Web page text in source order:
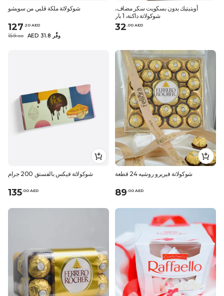
شوكولاتة ملكة قلبي من سويشو
127 20 AED
159.00 AED 31.8 وفِّر
أوبتيتيك بدون بسكويت سكر مضاف،
شوكولاتة داكنة، 1 بار
32 00 AED
شوكولاتة فيكس بالفستق 200 جرام
135 00 AED
شوكولاتة فيريرو روشيه 24 قطعة
89 00 AED